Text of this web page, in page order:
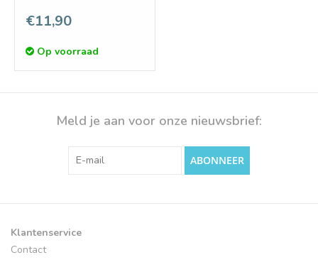
€11,90
Op voorraad
Meld je aan voor onze nieuwsbrief:
ABONNEER
Klantenservice
Contact